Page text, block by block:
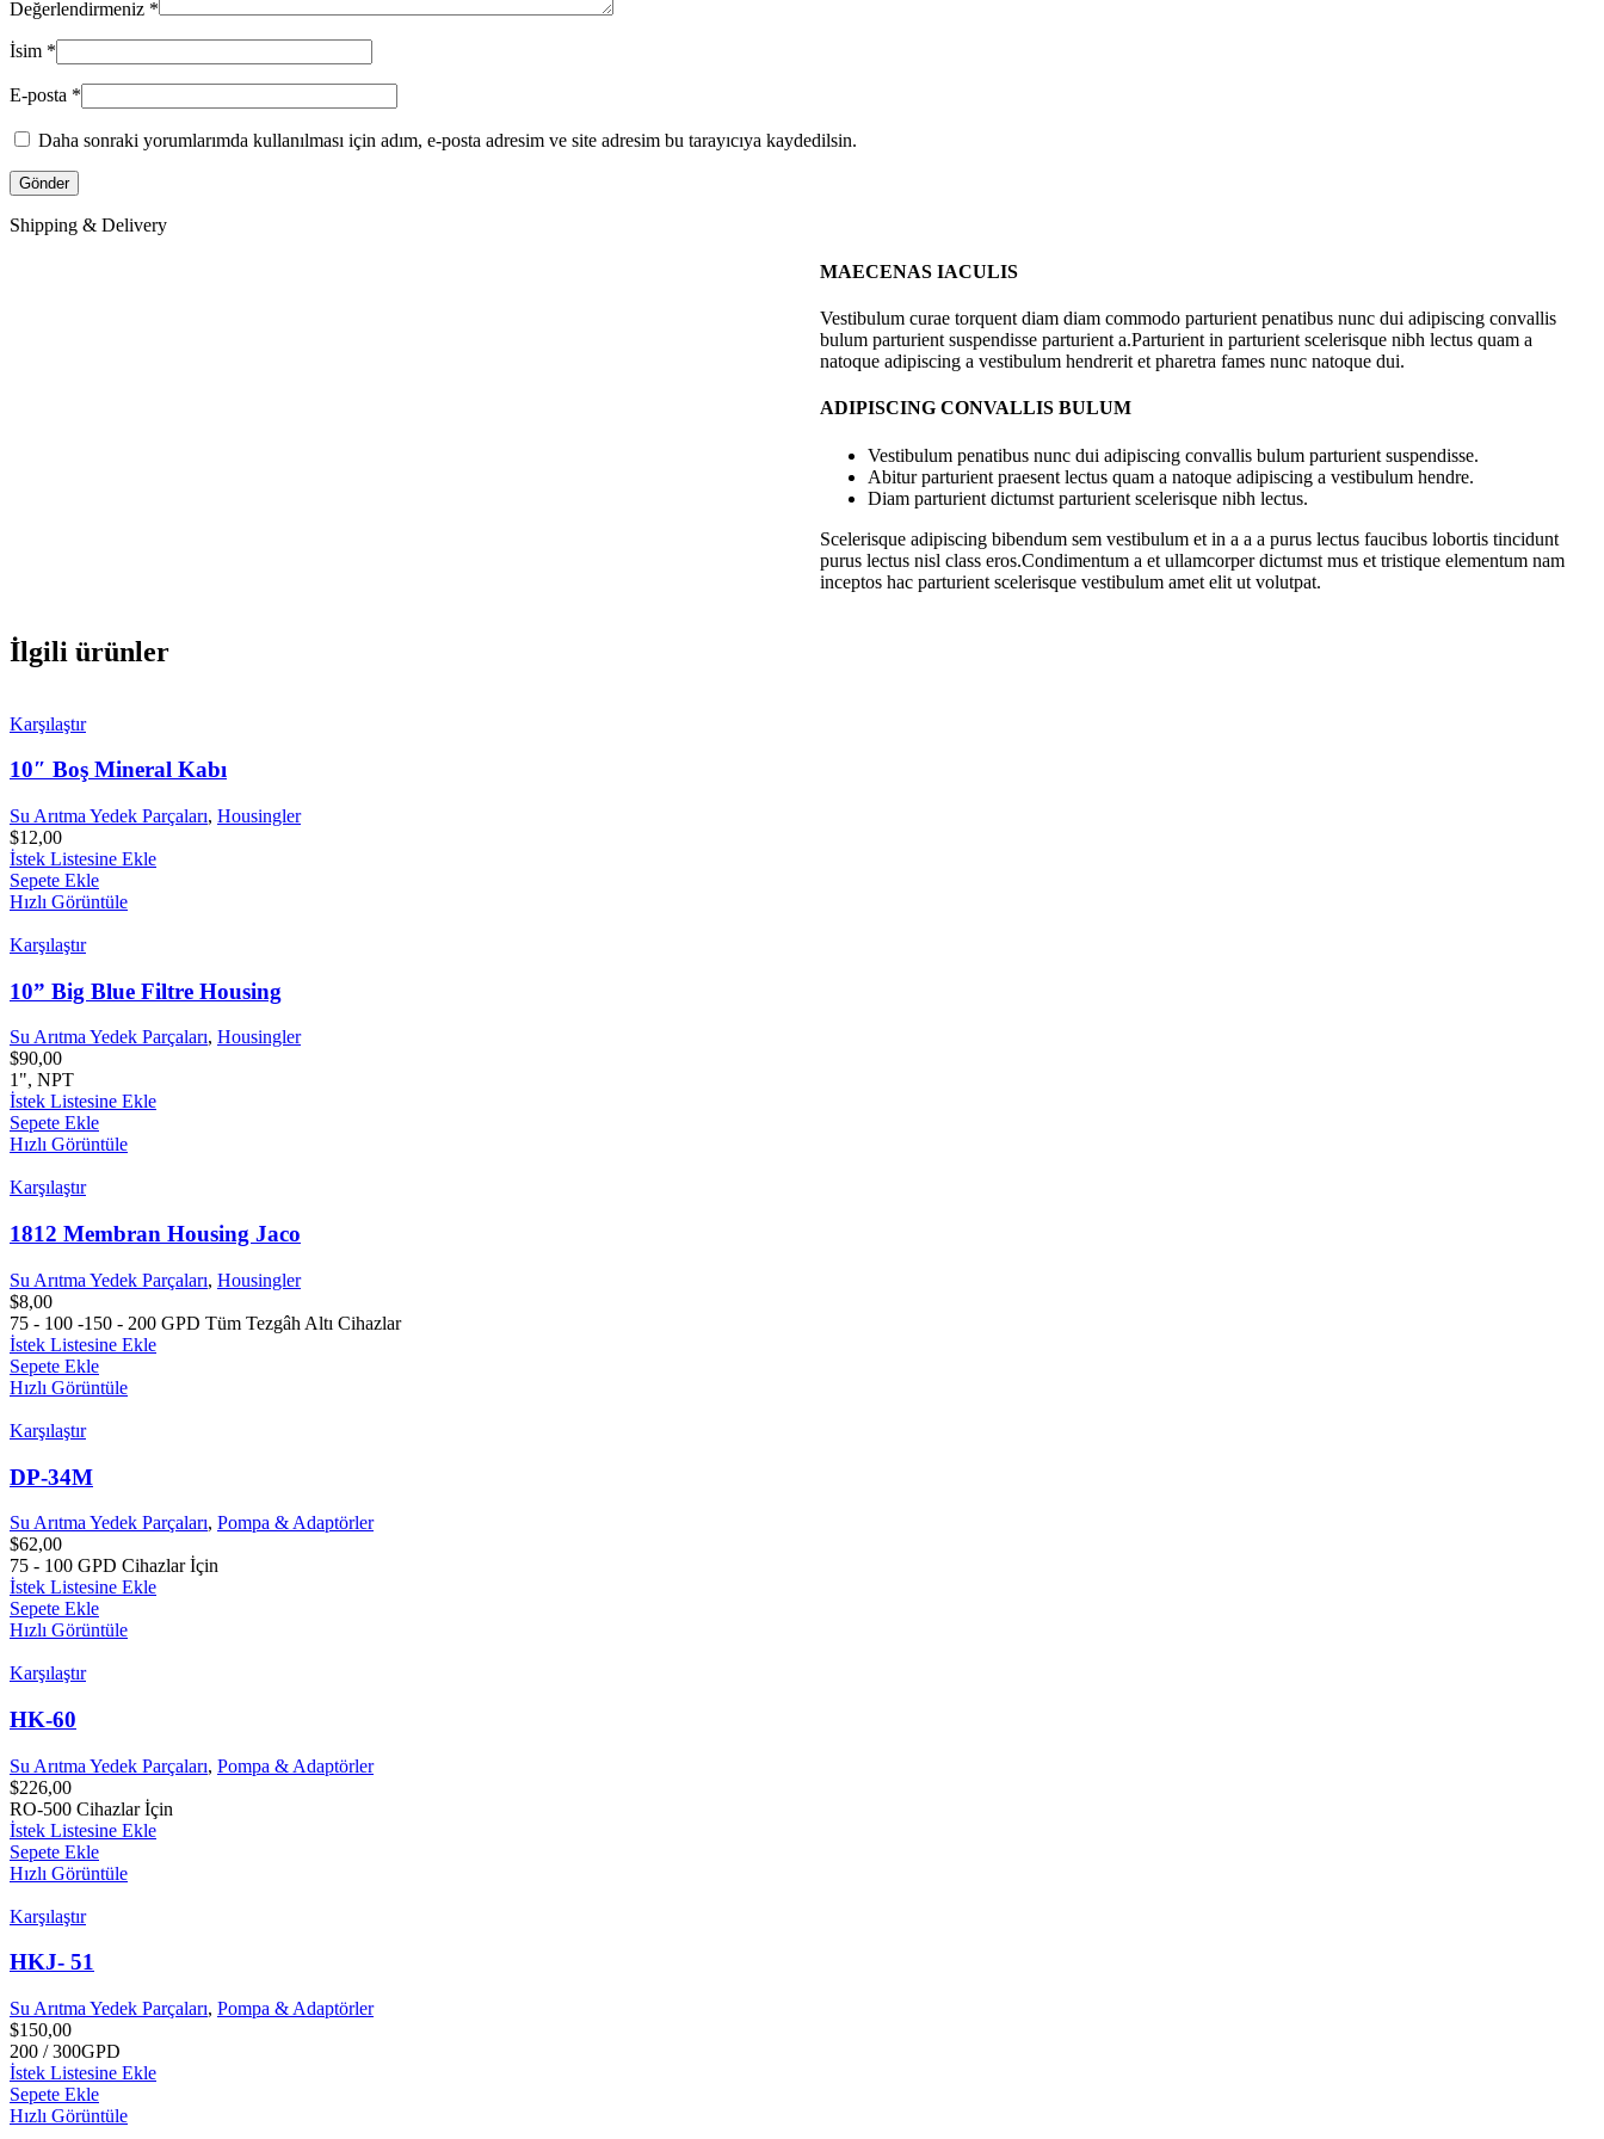
Değerlendirmeniz *
İsim *
E-posta *
Daha sonraki yorumlarımda kullanılması için adım, e-posta adresim ve site adresim bu tarayıcıya kaydedilsin.
Shipping & Delivery
MAECENAS IACULIS
Vestibulum curae torquent diam diam commodo parturient penatibus nunc dui adipiscing convallis
bulum parturient suspendisse parturient a.Parturient in parturient scelerisque nibh lectus quam a
natoque adipiscing a vestibulum hendrerit et pharetra fames nunc natoque dui.
ADIPISCING CONVALLIS BULUM
Vestibulum penatibus nunc dui adipiscing convallis bulum parturient suspendisse.
Abitur parturient praesent lectus quam a natoque adipiscing a vestibulum hendre.
Diam parturient dictumst parturient scelerisque nibh lectus.
Scelerisque adipiscing bibendum sem vestibulum et in a a a purus lectus faucibus lobortis tincidunt
purus lectus nisl class eros.Condimentum a et ullamcorper dictumst mus et tristique elementum nam
inceptos hac parturient scelerisque vestibulum amet elit ut volutpat.
İlgili ürünler
Karşılaştır
10″ Boş Mineral Kabı
Su Arıtma Yedek Parçaları, Housingler
$12,00
İstek Listesine Ekle
Sepete Ekle
Hızlı Görüntüle
Karşılaştır
10” Big Blue Filtre Housing
Su Arıtma Yedek Parçaları, Housingler
$90,00
1", NPT
İstek Listesine Ekle
Sepete Ekle
Hızlı Görüntüle
Karşılaştır
1812 Membran Housing Jaco
Su Arıtma Yedek Parçaları, Housingler
$8,00
75 - 100 -150 - 200 GPD Tüm Tezgâh Altı Cihazlar
İstek Listesine Ekle
Sepete Ekle
Hızlı Görüntüle
Karşılaştır
DP-34M
Su Arıtma Yedek Parçaları, Pompa & Adaptörler
$62,00
75 - 100 GPD Cihazlar İçin
İstek Listesine Ekle
Sepete Ekle
Hızlı Görüntüle
Karşılaştır
HK-60
Su Arıtma Yedek Parçaları, Pompa & Adaptörler
$226,00
RO-500 Cihazlar İçin
İstek Listesine Ekle
Sepete Ekle
Hızlı Görüntüle
Karşılaştır
HKJ- 51
Su Arıtma Yedek Parçaları, Pompa & Adaptörler
$150,00
200 / 300GPD
İstek Listesine Ekle
Sepete Ekle
Hızlı Görüntüle